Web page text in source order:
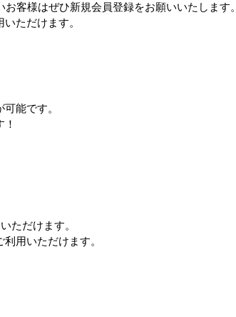
扇 150L
COOL FAN SPOT mini ひえっ
客様はぜひ新規会員登録をお願いいたします。
ただけます。
能です。
ただけます。
用いただけます。